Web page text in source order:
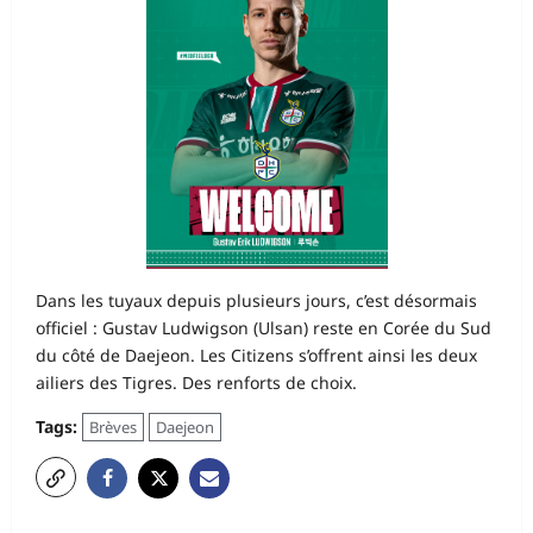
Dans les tuyaux depuis plusieurs jours, c’est désormais
officiel : Gustav Ludwigson (Ulsan) reste en Corée du Sud
du côté de Daejeon. Les Citizens s’offrent ainsi les deux
ailiers des Tigres. Des renforts de choix.
Tags:
Brèves Daejeon